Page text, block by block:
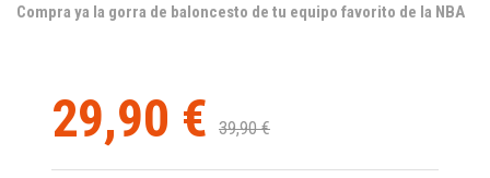
Compra ya la gorra de baloncesto de tu equipo favorito de la NBA
29,90 € 39,90 €